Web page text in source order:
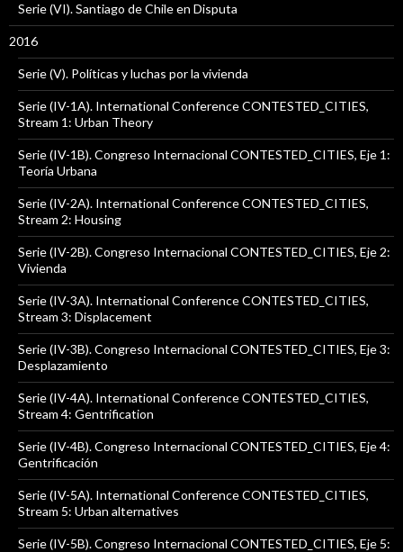
Serie (VI). Santiago de Chile en Disputa
2016
Serie (V). Políticas y luchas por la vivienda
Serie (IV-1A). International Conference CONTESTED_CITIES,
Stream 1: Urban Theory
Serie (IV-1B). Congreso Internacional CONTESTED_CITIES, Eje 1:
Teoría Urbana
Serie (IV-2A). International Conference CONTESTED_CITIES,
Stream 2: Housing
Serie (IV-2B). Congreso Internacional CONTESTED_CITIES, Eje 2:
Vivienda
Serie (IV-3A). International Conference CONTESTED_CITIES,
Stream 3: Displacement
Serie (IV-3B). Congreso Internacional CONTESTED_CITIES, Eje 3:
Desplazamiento
Serie (IV-4A). International Conference CONTESTED_CITIES,
Stream 4: Gentrification
Serie (IV-4B). Congreso Internacional CONTESTED_CITIES, Eje 4:
Gentrificación
Serie (IV-5A). International Conference CONTESTED_CITIES,
Stream 5: Urban alternatives
Serie (IV-5B). Congreso Internacional CONTESTED_CITIES, Eje 5: